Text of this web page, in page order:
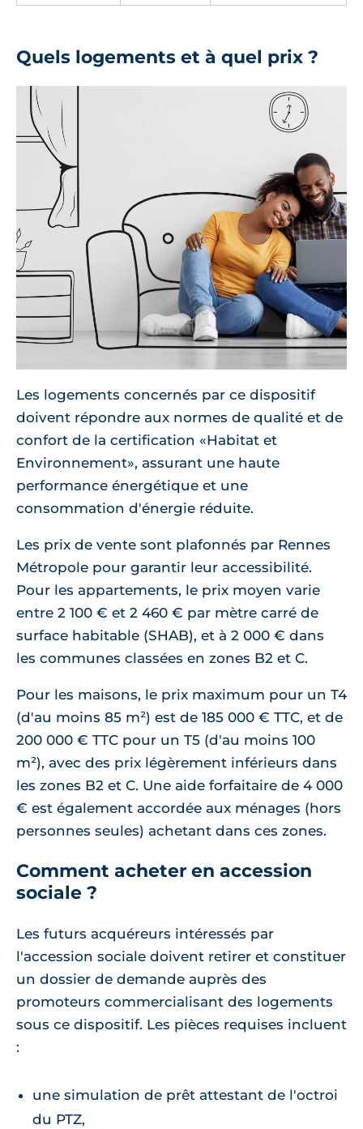
Quels logements et à quel prix ?
Les logements concernés par ce dispositif
doivent répondre aux normes de qualité et de
confort de la certification «Habitat et
Environnement», assurant une haute
performance énergétique et une
consommation d'énergie réduite.
Les prix de vente sont plafonnés par Rennes
Métropole pour garantir leur accessibilité.
Pour les appartements, le prix moyen varie
entre 2 100 € et 2 460 € par mètre carré de
surface habitable (SHAB), et à 2 000 € dans
les communes classées en zones B2 et C.
Pour les maisons, le prix maximum pour un T4
(d'au moins 85 m²) est de 185 000 € TTC, et de
200 000 € TTC pour un T5 (d'au moins 100
m²), avec des prix légèrement inférieurs dans
les zones B2 et C. Une aide forfaitaire de 4 000
€ est également accordée aux ménages (hors
personnes seules) achetant dans ces zones.
Comment acheter en accession
sociale ?
Les futurs acquéreurs intéressés par
l'accession sociale doivent retirer et constituer
un dossier de demande auprès des
promoteurs commercialisant des logements
sous ce dispositif. Les pièces requises incluent
:
une simulation de prêt attestant de l'octroi
du PTZ,